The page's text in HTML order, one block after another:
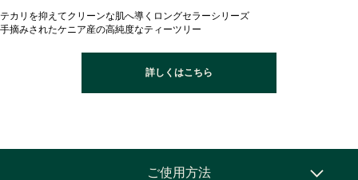
テカリを抑えてクリーンな肌へ導くロングセラーシリーズ
手摘みされたケニア産の高純度なティーツリー
詳しくはこちら
ご使用方法